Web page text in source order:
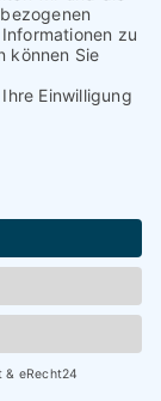
Zeitaufwand